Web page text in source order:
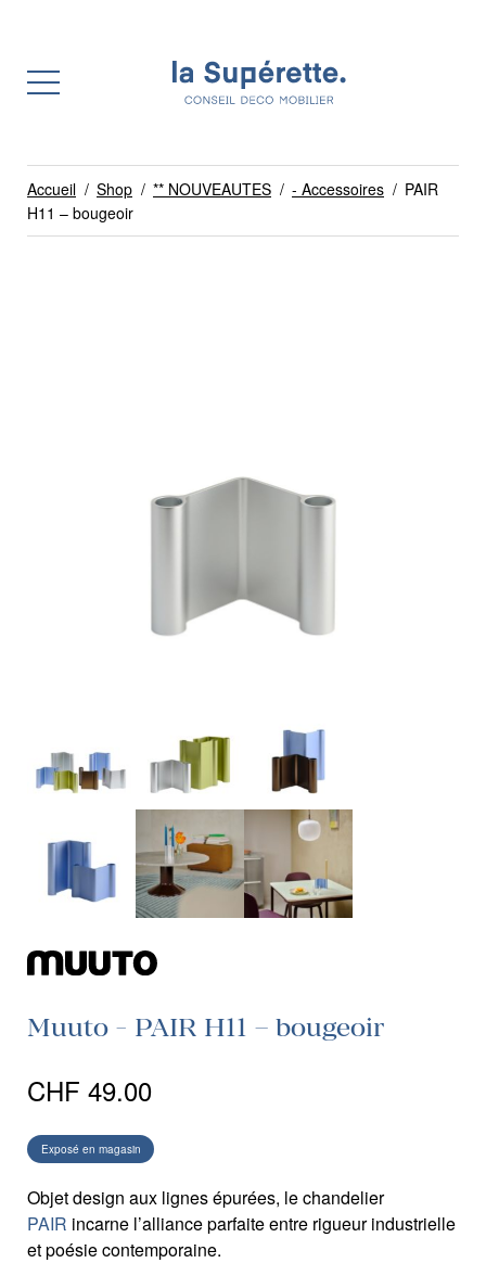
Accueil / Shop / ** NOUVEAUTES / - Accessoires / PAIR
H11 – bougeoir
Muuto - PAIR H11 – bougeoir
CHF 49.00
Exposé en magasin
Objet design aux lignes épurées, le chandelier
PAIR incarne l’alliance parfaite entre rigueur industrielle
et poésie contemporaine.